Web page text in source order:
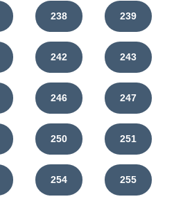
238 239
242 243
246 247
250 251
254 255